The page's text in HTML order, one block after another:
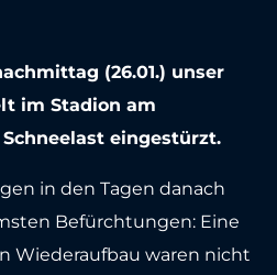
(26.01.) unser
im Stadion am
eingestürzt.
in den Tagen danach
Befürchtungen: Eine
Wiederaufbau waren nicht